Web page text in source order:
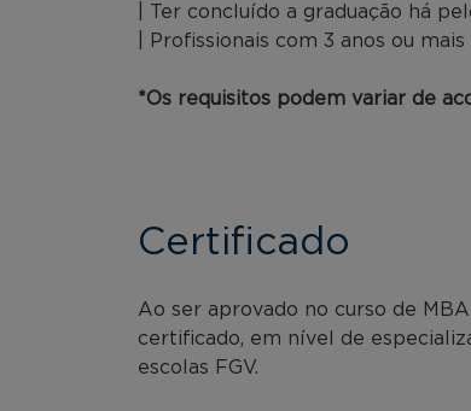
| Ter concluído a graduação há
| Profissionais com 3 anos ou
*Os requisitos podem variar de
Certificado
Ao ser aprovado no curso de
certificado, em nível de
escolas FGV.